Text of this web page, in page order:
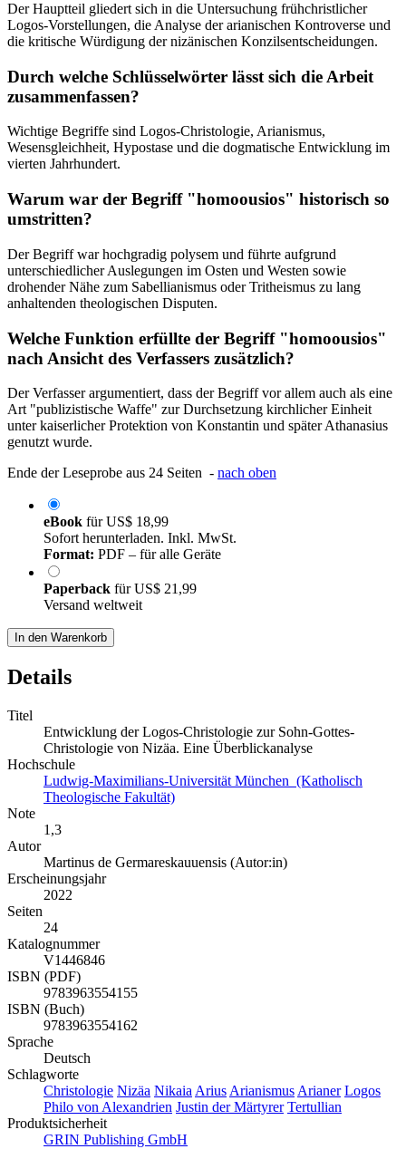
Der Hauptteil gliedert sich in die Untersuchung frühchristlicher
Logos-Vorstellungen, die Analyse der arianischen Kontroverse und
die kritische Würdigung der nizänischen Konzilsentscheidungen.
Durch welche Schlüsselwörter lässt sich die Arbeit
zusammenfassen?
Wichtige Begriffe sind Logos-Christologie, Arianismus,
Wesensgleichheit, Hypostase und die dogmatische Entwicklung im
vierten Jahrhundert.
Warum war der Begriff "homoousios" historisch so
umstritten?
Der Begriff war hochgradig polysem und führte aufgrund
unterschiedlicher Auslegungen im Osten und Westen sowie
drohender Nähe zum Sabellianismus oder Tritheismus zu lang
anhaltenden theologischen Disputen.
Welche Funktion erfüllte der Begriff "homoousios"
nach Ansicht des Verfassers zusätzlich?
Der Verfasser argumentiert, dass der Begriff vor allem auch als eine
Art "publizistische Waffe" zur Durchsetzung kirchlicher Einheit
unter kaiserlicher Protektion von Konstantin und später Athanasius
genutzt wurde.
Ende der Leseprobe aus 24 Seiten - nach oben
eBook fürUS$ 18,99
Sofort herunterladen. Inkl. MwSt.
Format: PDF – für alle Geräte
Paperback fürUS$ 21,99
Versand weltweit
In den Warenkorb
Details
Titel
Entwicklung der Logos-Christologie zur Sohn-Gottes-
Christologie von Nizäa. Eine Überblickanalyse
Hochschule
Ludwig-Maximilians-Universität München (Katholisch
Theologische Fakultät)
Note
1,3
Autor
Martinus de Germareskauuensis (Autor:in)
Erscheinungsjahr
2022
Seiten
24
Katalognummer
V1446846
ISBN (PDF)
9783963554155
ISBN (Buch)
9783963554162
Sprache
Deutsch
Schlagworte
Christologie Nizäa Nikaia Arius Arianismus Arianer Logos
Philo von Alexandrien Justin der Märtyrer Tertullian
Produktsicherheit
GRIN Publishing GmbH